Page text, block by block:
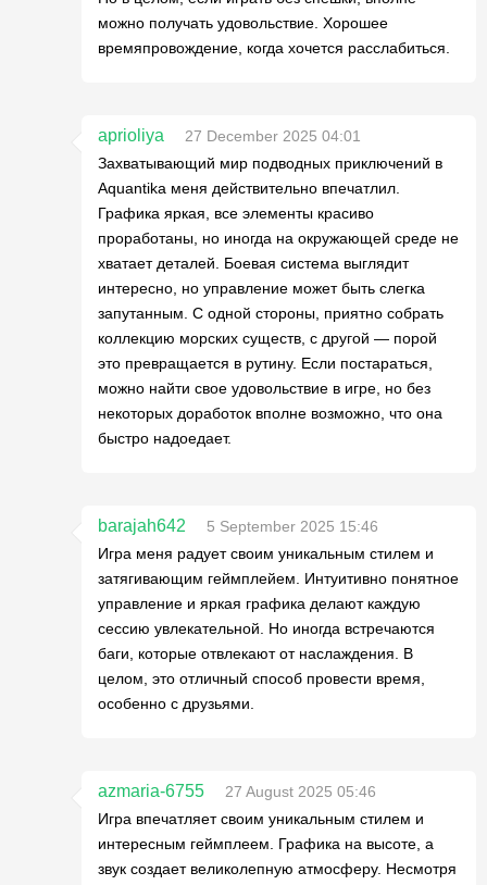
можно получать удовольствие. Хорошее
времяпровождение, когда хочется расслабиться.
aprioliya
27 December 2025 04:01
Захватывающий мир подводных приключений в
Aquantika меня действительно впечатлил.
Графика яркая, все элементы красиво
проработаны, но иногда на окружающей среде не
хватает деталей. Боевая система выглядит
интересно, но управление может быть слегка
запутанным. С одной стороны, приятно собрать
коллекцию морских существ, с другой — порой
это превращается в рутину. Если постараться,
можно найти свое удовольствие в игре, но без
некоторых доработок вполне возможно, что она
быстро надоедает.
barajah642
5 September 2025 15:46
Игра меня радует своим уникальным стилем и
затягивающим геймплейем. Интуитивно понятное
управление и яркая графика делают каждую
сессию увлекательной. Но иногда встречаются
баги, которые отвлекают от наслаждения. В
целом, это отличный способ провести время,
особенно с друзьями.
azmaria-6755
27 August 2025 05:46
Игра впечатляет своим уникальным стилем и
интересным геймплеем. Графика на высоте, а
звук создает великолепную атмосферу. Несмотря